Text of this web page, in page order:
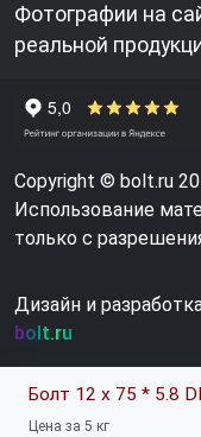
Цена за 5 кг
Фотографии на
реальной
Copyright © bolt.ru
Использование
только с
Дизайн и
bolt.ru